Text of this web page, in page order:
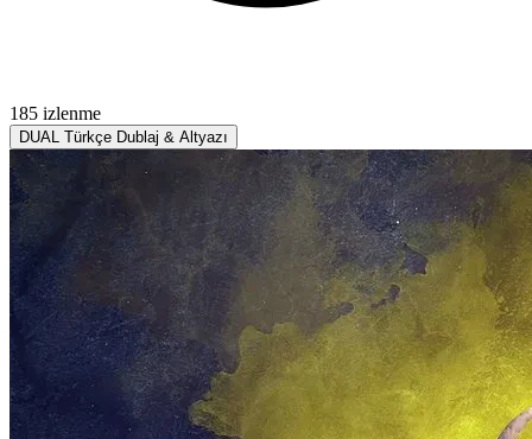
185 izlenme
DUAL Türkçe Dublaj & Altyazı